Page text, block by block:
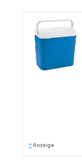
* Anzeige